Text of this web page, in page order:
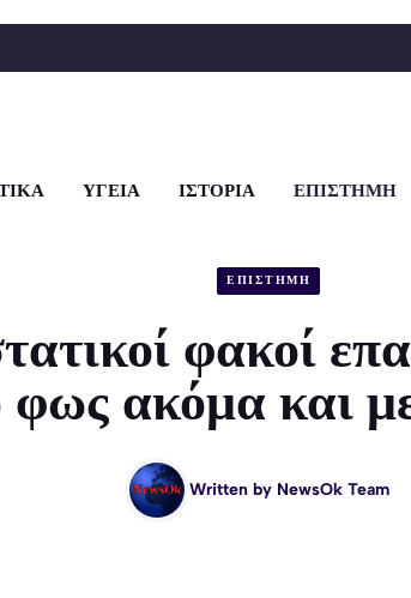
ΥΓΕΙΑ ΙΣΤΟΡΙΑ ΕΠΙΣΤΗΜΗ
ΕΠΙΣΤΗΜΗ
φακοί
ακόμα και
Written by NewsOk Team